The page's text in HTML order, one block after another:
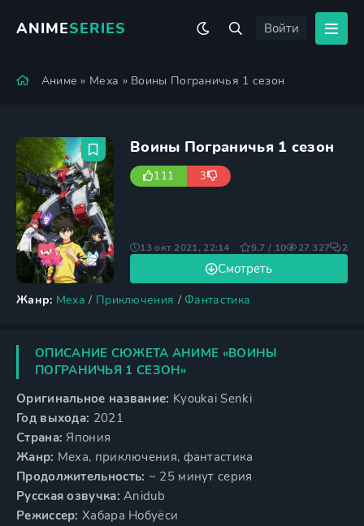
ANIMESERIES Войти
Аниме » Меха » Воины Пограничья 1 сезон
Воины Пограничья 1 сезон
111 3
Жанр: Меха / Приключения / Фантастика
Смотреть
13 окт 2021, 22:14 9.7 / 10 27 327 2
ОПИСАНИЕ СЮЖЕТА АНИМЕ «ВОИНЫ
ПОГРАНИЧЬЯ 1 СЕЗОН»
Оригинальное название: Kyoukai Senki
Год выхода: 2021
Страна: Япония
Жанр: Меха, приключения, фантастика
Продолжительность: ~ 25 минут серия
Русская озвучка: Anidub
Режиссер: Хабара Нобуёси